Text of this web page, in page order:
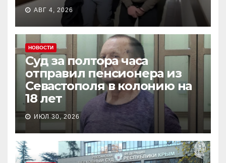
АВГ 4, 2026
НОВОСТИ
Суд за полтора часа
отправил пенсионера из
Севастополя в колонию на
18 лет
ИЮЛ 30, 2026